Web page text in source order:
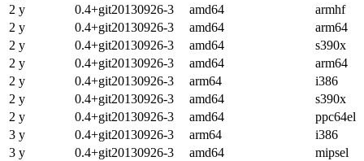
2 y
0.4+git20130926-3 amd64
armhf
2 y
0.4+git20130926-3 amd64
arm64
2 y
0.4+git20130926-3 amd64
s390x
2 y
0.4+git20130926-3 amd64
arm64
2 y
0.4+git20130926-3 arm64
i386
2 y
0.4+git20130926-3 amd64
s390x
2 y
0.4+git20130926-3 amd64
ppc64el
3 y
0.4+git20130926-3 arm64
i386
3 y
0.4+git20130926-3 amd64
mipsel